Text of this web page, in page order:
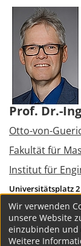
Prof. Dr.-
Otto-von-
Fakultät für
Institut für
Universitätsplatz 2
39106
Magdeburg
Tel.:
+49 391
Wir verwenden
unsere Website
einzubinden und
Weitere